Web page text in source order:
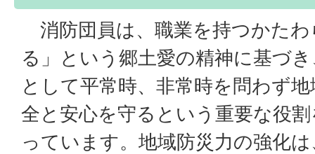
消防団員は、職業を持つかた
る」という郷土愛の精神に基づ
として平常時、非常時を問わず
全と安心を守るという重要な役
っています。地域防災力の強化